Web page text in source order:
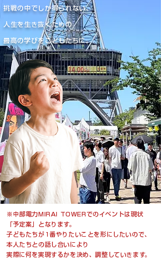
挑戦の中でしか得られない、
人生を生き抜くための
最高の学びをこどもたちに。
※中部電力MIRAI TOWERでのイベントは現状
「予定案」となります。
子どもたちが1番やりたいことを形にしたいので、
本人たちとの話し合いにより
実際に何を実現するかを決め、調整していきます。